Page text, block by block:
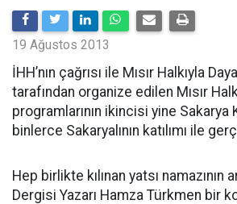
19 Ağustos 2013
İHH’nın çağrısı ile Mısır Halkıyla
tarafından organize edilen Mısır
programlarının ikincisi yine Sakarya
binlerce Sakaryalının katılımı ile
Hep birlikte kılınan yatsı namazının
Dergisi Yazarı Hamza Türkmen bir